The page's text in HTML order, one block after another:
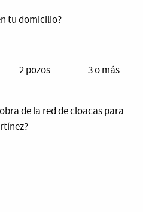
tu domicilio?
3 o más
de la red de cloacas para